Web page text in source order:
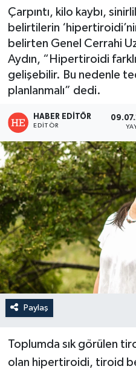
Çarpıntı, kilo kaybı,
belirtilerin
belirten Genel Cerrahi
Aydın, “Hipertiroidi
gelişebilir. Bu nedenle
planlanmalı” dedi.
HABER EDITÖR
EDITÖR
Paylaş
Toplumda sık görülen
olan hipertiroidi, tiroid